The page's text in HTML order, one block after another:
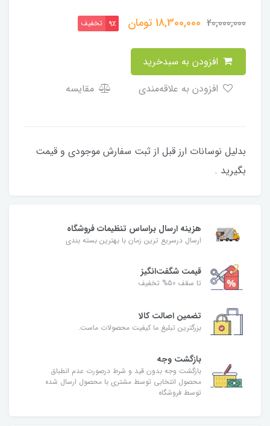
20,000,000
18,300,000تومان 9٪ تخفیف
مقایسه
بدلیل نوسانات ارز قبل از ثبت سفارش موجودی و قیمت
بگیرید .
هزینه ارسال براساس تنظیمات فروشگاه
ارسال درسریع ترین زمان با بهترین بسته بندی
قیمت شگفت‌انگیز
تا سقف 50% تخفیف
تضمین اصالت کالا
بزرگترین تبلیغ ما کیفیت محصولات ماست.
بازگشت وجه
بازگشت وجه بدون قید و شرط درصورت عدم انطباق
محصول انتخابی توسط مشتری با محصول ارسال شده
توسط فروشگاه